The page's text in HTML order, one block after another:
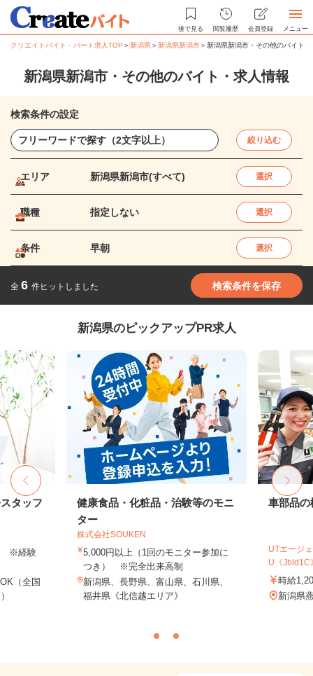
後で見る 閲覧履歴 会員登録 メニュー
クリエイトバイト・パート求人TOP ＞新潟県＞新潟県新潟市＞新潟県新潟市・その他のバイト
新潟県新潟市・その他のバイト・求人情報
検索条件の設定
絞り込む
エリア 新潟県新潟市(すべて) 選択
職種 指定しない 選択
条件 早朝 選択
全 6 件ヒットしました 検索条件を保存
新潟県のピックアップPR求人
タッフ
※経験
（全国
健康食品・化粧品・治験等のモニ
ター
株式会社SOUKEN
5,000円以上（1回のモニター参加に
つき） ※完全出来高制
新潟県、長野県、富山県、石川県、
福井県《北信越エリア》
車部品の
UTエージ
U《Jbld1C
時給
新潟県